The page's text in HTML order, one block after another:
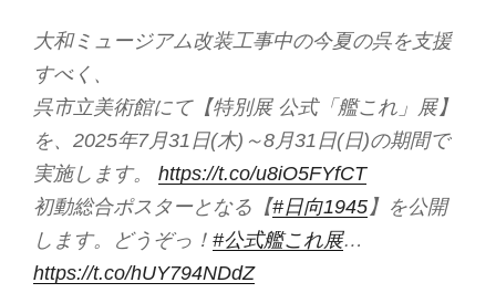
大和ミュージアム改装工事中の今夏の呉を支援
すべく、
呉市立美術館にて【特別展 公式「艦これ」展】
を、2025年7月31日(木)～8月31日(日)の期間で
実施します。 https://t.co/u8iO5FYfCT
初動総合ポスターとなる【#日向1945 】を公開
します。どうぞっ！ #公式艦これ展…
https://t.co/hUY794NDdZ